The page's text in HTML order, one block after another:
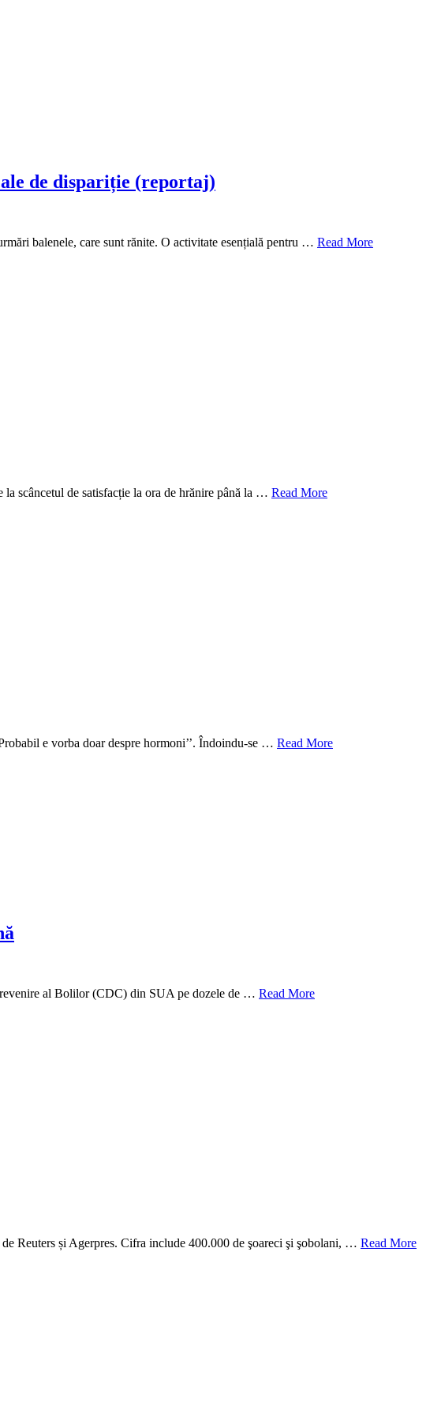
de dispariție (reportaj)
balenele, care sunt rănite. O activitate esențială pentru … Read More
scâncetul de satisfacție la ora de hrănire până la … Read More
e vorba doar despre hormoni’’. Îndoindu-se … Read More
al Bolilor (CDC) din SUA pe dozele de … Read More
Reuters și Agerpres. Cifra include 400.000 de şoareci şi şobolani, … Read More